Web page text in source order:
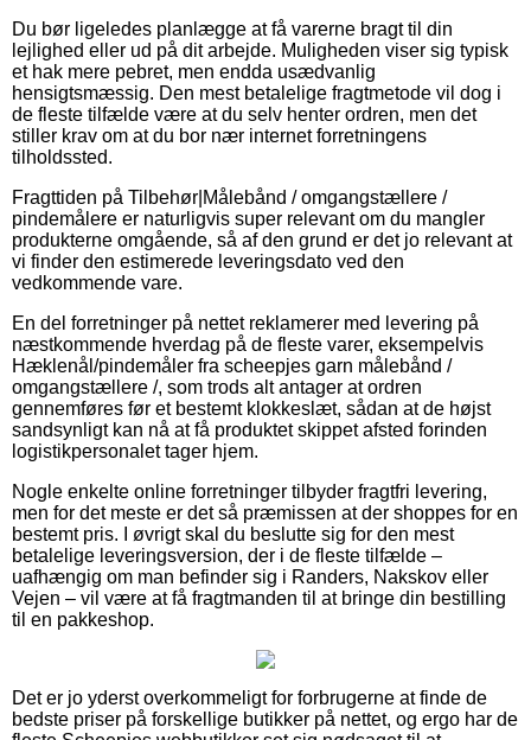
Du bør ligeledes planlægge at få varerne bragt til din
lejlighed eller ud på dit arbejde. Muligheden viser sig typisk
et hak mere pebret, men endda usædvanlig
hensigtsmæssig. Den mest betalelige fragtmetode vil dog i
de fleste tilfælde være at du selv henter ordren, men det
stiller krav om at du bor nær internet forretningens
tilholdssted.
Fragttiden på Tilbehør|Målebånd / omgangstællere /
pindemålere er naturligvis super relevant om du mangler
produkterne omgående, så af den grund er det jo relevant at
vi finder den estimerede leveringsdato ved den
vedkommende vare.
En del forretninger på nettet reklamerer med levering på
næstkommende hverdag på de fleste varer, eksempelvis
Hæklenål/pindemåler fra scheepjes garn målebånd /
omgangstællere /, som trods alt antager at ordren
gennemføres før et bestemt klokkeslæt, sådan at de højst
sandsynligt kan nå at få produktet skippet afsted forinden
logistikpersonalet tager hjem.
Nogle enkelte online forretninger tilbyder fragtfri levering,
men for det meste er det så præmissen at der shoppes for en
bestemt pris. I øvrigt skal du beslutte sig for den mest
betalelige leveringsversion, der i de fleste tilfælde –
uafhængig om man befinder sig i Randers, Nakskov eller
Vejen – vil være at få fragtmanden til at bringe din bestilling
til en pakkeshop.
Det er jo yderst overkommeligt for forbrugerne at finde de
bedste priser på forskellige butikker på nettet, og ergo har de